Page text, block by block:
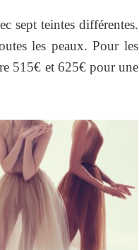
sept teintes différentes.
les peaux. Pour les
515€ et 625€ pour une